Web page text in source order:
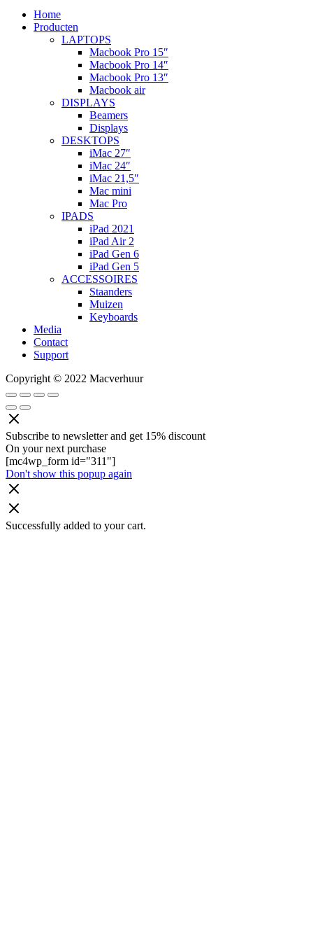
Home
Producten
LAPTOPS
Macbook Pro 15″
Macbook Pro 14″
Macbook Pro 13″
Macbook air
DISPLAYS
Beamers
Displays
DESKTOPS
iMac 27″
iMac 24″
iMac 21,5″
Mac mini
Mac Pro
IPADS
iPad 2021
iPad Air 2
iPad Gen 6
iPad Gen 5
ACCESSOIRES
Staanders
Muizen
Keyboards
Media
Contact
Support
Copyright © 2022 Macverhuur
Subscribe to newsletter and get 15% discount
On your next purchase
[mc4wp_form id="311"]
Don't show this popup again
Successfully added to your cart.